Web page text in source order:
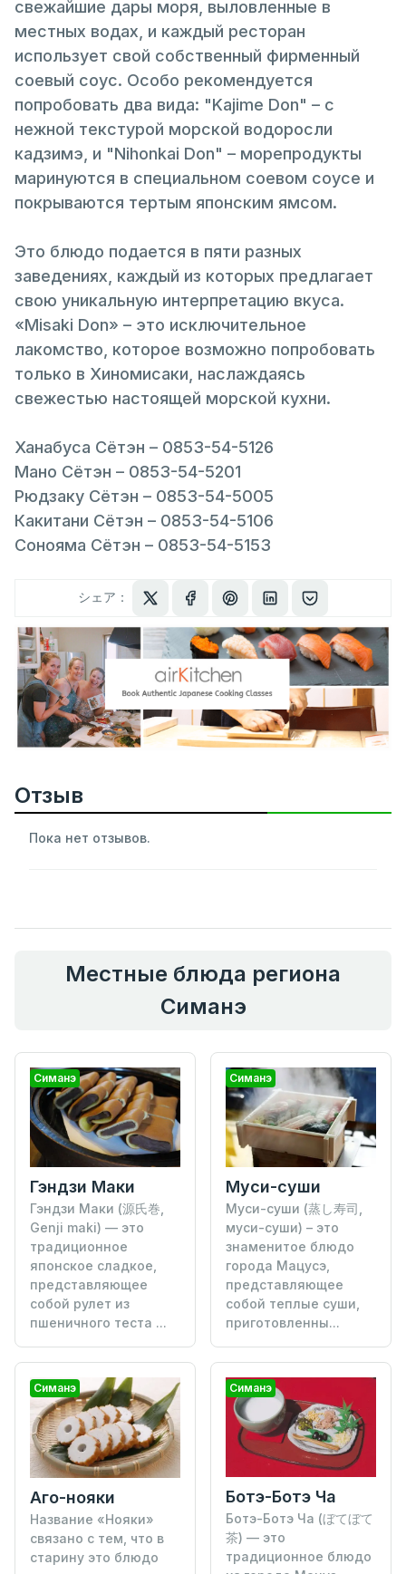
свежайшие дары моря, выловленные в
местных водах, и каждый ресторан
использует свой собственный фирменный
соевый соус. Особо рекомендуется
попробовать два вида: "Kajime Don" – с
нежной текстурой морской водоросли
кадзимэ, и "Nihonkai Don" – морепродукты
маринуются в специальном соевом соусе и
покрываются тертым японским ямсом.
Это блюдо подается в пяти разных
заведениях, каждый из которых предлагает
свою уникальную интерпретацию вкуса.
«Misaki Don» – это исключительное
лакомство, которое возможно попробовать
только в Хиномисаки, наслаждаясь
свежестью настоящей морской кухни.
Ханабуса Сётэн – 0853-54-5126
Мано Сётэн – 0853-54-5201
Рюдзаку Сётэн – 0853-54-5005
Какитани Сётэн – 0853-54-5106
Сонояма Сётэн – 0853-54-5153
シェア：
Отзыв
Пока нет отзывов.
Местные блюда региона
Симанэ
Симанэ
Гэндзи Маки
Гэндзи Маки (源氏巻,
Genji maki) — это
традиционное
японское сладкое,
представляющее
собой рулет из
пшеничного теста ...
Симанэ
Муси-суши
Муси-суши (蒸し寿司,
муси-суши) – это
знаменитое блюдо
города Мацусэ,
представляющее
собой теплые суши,
приготовленны...
Симанэ
Аго-нояки
Название «Нояки»
связано с тем, что в
старину это блюдо
Симанэ
Ботэ-Ботэ Ча
Ботэ-Ботэ Ча (ぼてぼて
茶) — это
традиционное блюдо